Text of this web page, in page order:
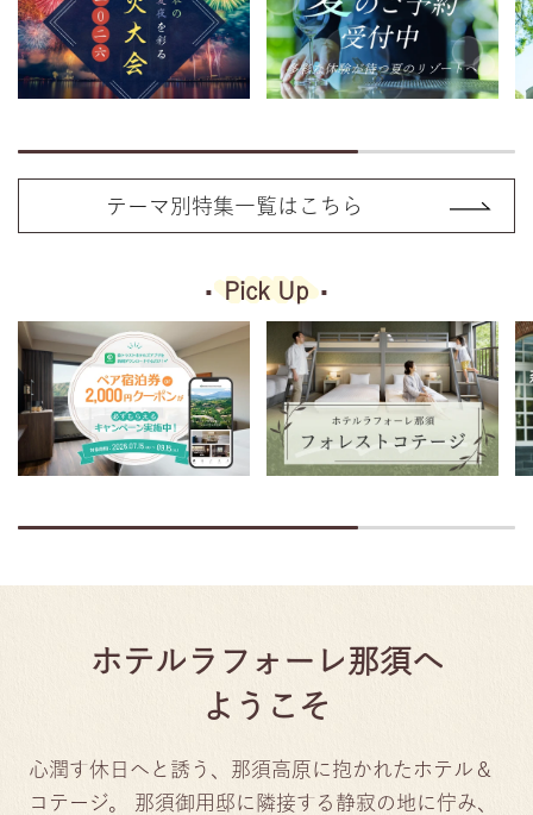
テーマ別特集一覧はこちら
Pick Up
ホテルラフォーレ那須へ
ようこそ
心潤す休日へと誘う、那須高原に抱かれたホテル＆
コテージ。
那須御用邸に隣接する静寂の地に佇み、